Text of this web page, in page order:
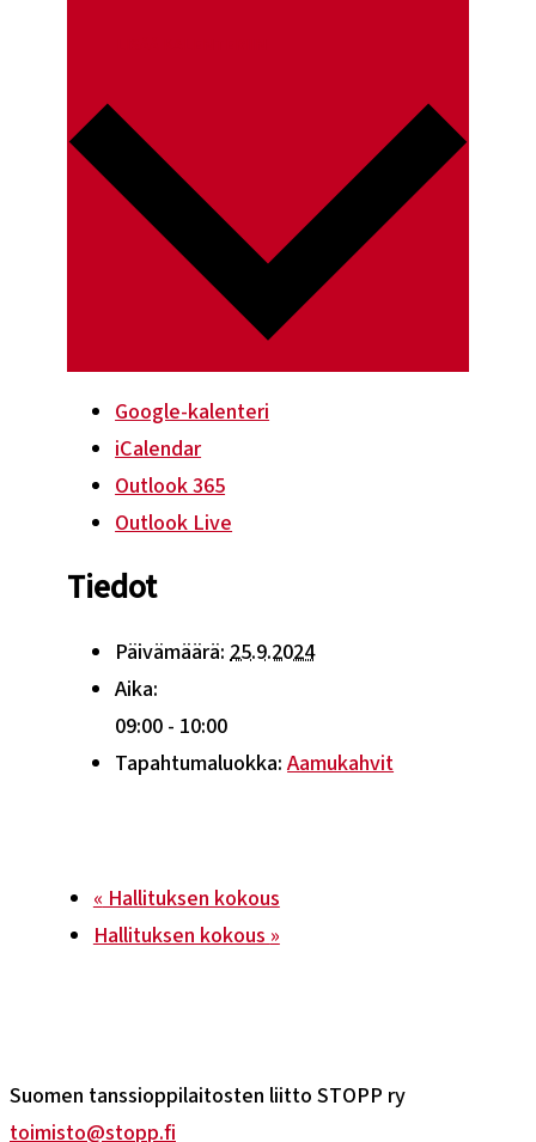
Google-kalenteri
iCalendar
Outlook 365
Outlook Live
Tiedot
Päivämäärä:25.9.2024
Aika:
09:00 - 10:00
Tapahtumaluokka:Aamukahvit
« Hallituksen kokous
Hallituksen kokous »
Suomen tanssioppilaitosten liitto STOPP ry
toimisto@stopp.fi